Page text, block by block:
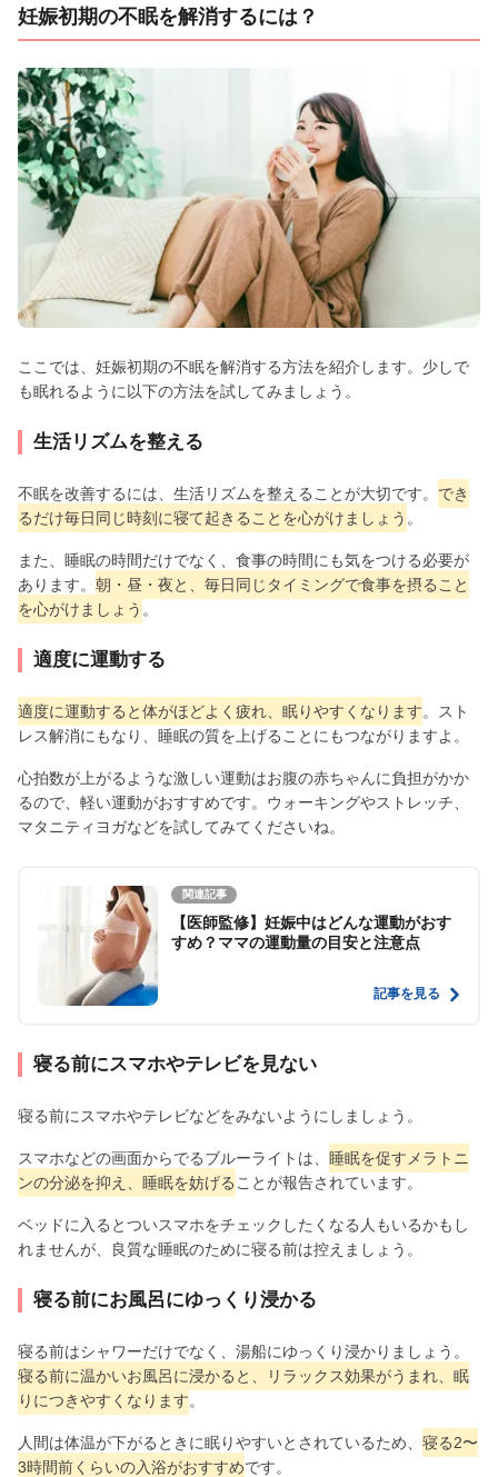
妊娠初期の不眠を解消するには？
ここでは、妊娠初期の不眠を解消する方法を紹介します。少しで
も眠れるように以下の方法を試してみましょう。
生活リズムを整える
不眠を改善するには、生活リズムを整えることが大切です。 でき
るだけ毎日同じ時刻に寝て起きることを心がけましょう 。
また、睡眠の時間だけでなく、食事の時間にも気をつける必要が
あります。 朝・昼・夜と、毎日同じタイミングで食事を摂ること
を心がけましょう 。
適度に運動する
適度に運動すると体がほどよく疲れ、眠りやすくなります。スト
レス解消にもなり、睡眠の質を上げることにもつながりますよ。
心拍数が上がるような激しい運動はお腹の赤ちゃんに負担がかか
るので、軽い運動がおすすめです。ウォーキングやストレッチ、
マタニティヨガなどを試してみてくださいね。
関連記事
【医師監修】妊娠中はどんな運動がおす
すめ？ママの運動量の目安と注意点
記事を見る
寝る前にスマホやテレビを見ない
寝る前にスマホやテレビなどをみないようにしましょう。
スマホなどの画面からでるブルーライトは、 睡眠を促すメラトニ
ンの分泌を抑え、睡眠を妨げる ことが報告されています。
ベッドに入るとついスマホをチェックしたくなる人もいるかもし
れませんが、良質な睡眠のために寝る前は控えましょう。
寝る前にお風呂にゆっくり浸かる
寝る前はシャワーだけでなく、湯船にゆっくり浸かりましょう。
寝る前に温かいお風呂に浸かると、リラックス効果がうまれ、眠
りにつきやすくなります。
人間は体温が下がるときに眠りやすいとされているため、 寝る2〜
3時間前くらいの入浴がおすすめです。